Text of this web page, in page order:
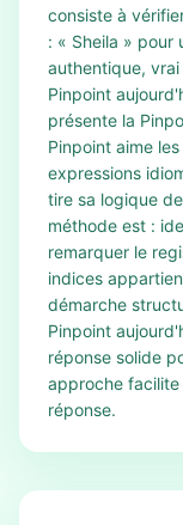
consiste à
: « Sheila » pour
authentique,
Pinpoint
présente la
Pinpoint aime
expressions
tire sa logique
méthode est :
remarquer le
indices
démarche
Pinpoint
réponse solide
approche
réponse.